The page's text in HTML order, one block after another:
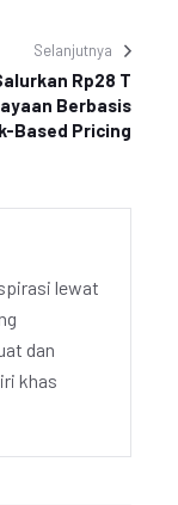
Selanjutnya
Rp28 T
Berbasis
Based Pricing
lewat
dan
khas